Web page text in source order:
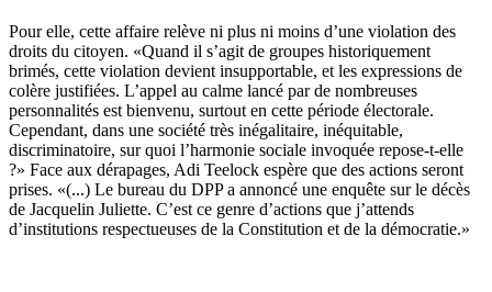
Pour elle, cette affaire relève ni plus ni moins d’une violation des
droits du citoyen. «Quand il s’agit de groupes historiquement
brimés, cette violation devient insupportable, et les expressions de
colère justifiées. L’appel au calme lancé par de nombreuses
personnalités est bienvenu, surtout en cette période électorale.
Cependant, dans une société très inégalitaire, inéquitable,
discriminatoire, sur quoi l’harmonie sociale invoquée repose-t-elle
?» Face aux dérapages, Adi Teelock espère que des actions seront
prises. «(...) Le bureau du DPP a annoncé une enquête sur le décès
de Jacquelin Juliette. C’est ce genre d’actions que j’attends
d’institutions respectueuses de la Constitution et de la démocratie.»